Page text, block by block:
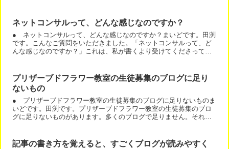
ネットコンサルって、どんな感じなのですか？
● ネットコンサルって、どんな感じなのですか？まいどです。田渕
です。こんなご質問をいただきました。「ネットコンサルって、ど
んな感じなのですか？」これは、私が書くより受けてくださってい
プリザーブドフラワー教室の生徒募集のブログに足り
ないもの
● プリザーブドフラワー教室の生徒募集のブログに足りないものま
いどです。田渕です。プリザーブドフラワー教室の生徒募集のブロ
グに足りないものがあります。多くのブログで足りません。それ
記事の書き方を覚えると、すごくブログが読みやすく